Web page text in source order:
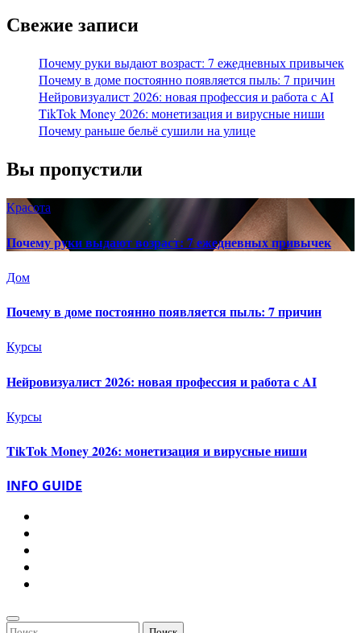
Свежие записи
Почему руки выдают возраст: 7 ежедневных привычек
Почему в доме постоянно появляется пыль: 7 причин
Нейровизуалист 2026: новая профессия и работа с AI
TikTok Money 2026: монетизация и вирусные ниши
Почему раньше бельё сушили на улице
Вы пропустили
Красота
Почему руки выдают возраст: 7 ежедневных привычек
Дом
Почему в доме постоянно появляется пыль: 7 причин
Курсы
Нейровизуалист 2026: новая профессия и работа с AI
Курсы
TikTok Money 2026: монетизация и вирусные ниши
INFO GUIDE